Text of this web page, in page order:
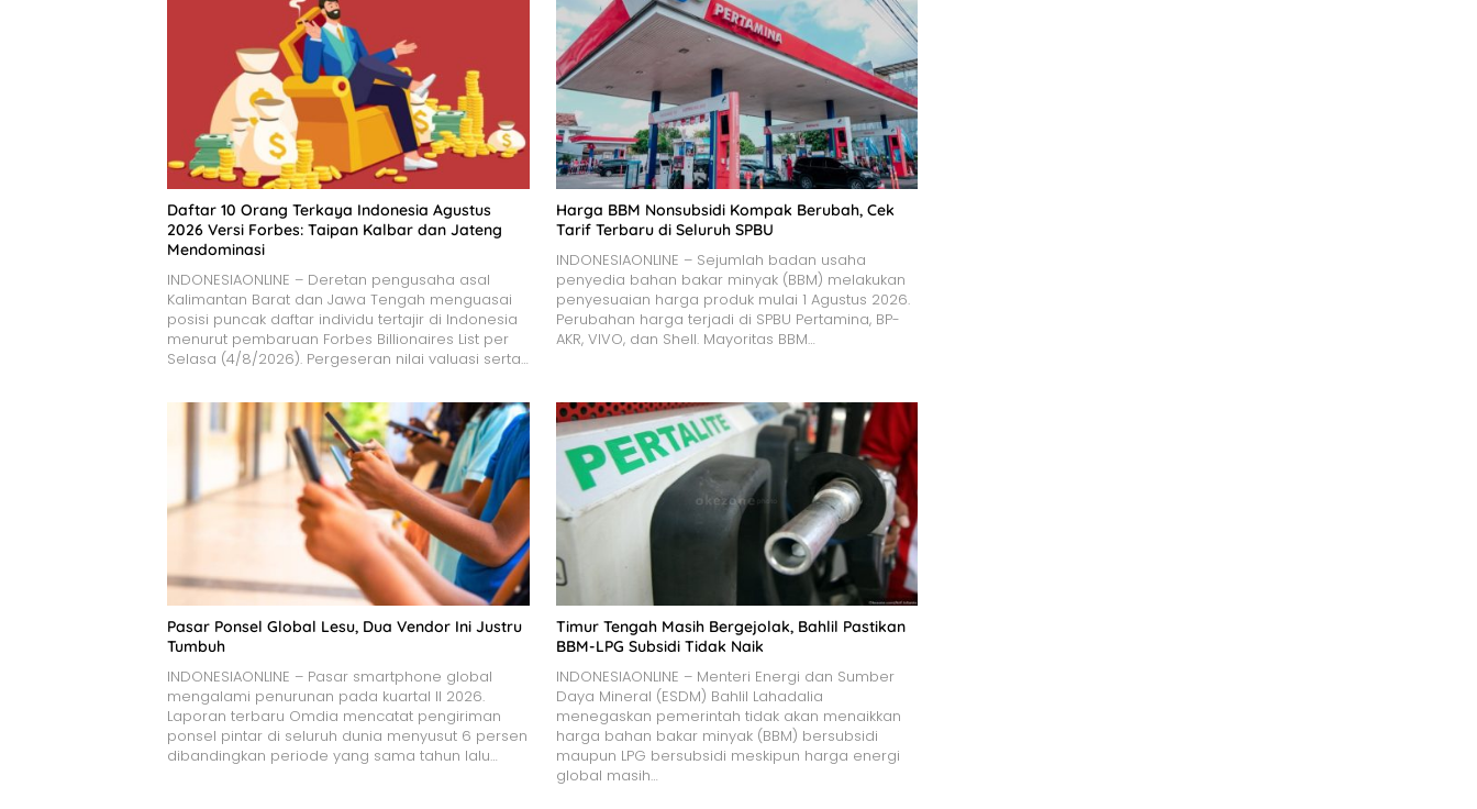
​Daftar 10 Orang Terkaya Indonesia Agustus
2026 Versi Forbes: Taipan Kalbar dan Jateng
Mendominasi
INDONESIAONLINE – Deretan pengusaha asal
Kalimantan Barat dan Jawa Tengah menguasai
posisi puncak daftar individu tertajir di Indonesia
menurut pembaruan Forbes Billionaires List per
Selasa (4/8/2026). Pergeseran nilai valuasi serta…
Harga BBM Nonsubsidi Kompak Berubah, Cek
Tarif Terbaru di Seluruh SPBU
INDONESIAONLINE – Sejumlah badan usaha
penyedia bahan bakar minyak (BBM) melakukan
penyesuaian harga produk mulai 1 Agustus 2026.
Perubahan harga terjadi di SPBU Pertamina, BP-
AKR, VIVO, dan Shell. Mayoritas BBM…
Pasar Ponsel Global Lesu, Dua Vendor Ini Justru
Tumbuh
INDONESIAONLINE – Pasar smartphone global
mengalami penurunan pada kuartal II 2026.
Laporan terbaru Omdia mencatat pengiriman
ponsel pintar di seluruh dunia menyusut 6 persen
dibandingkan periode yang sama tahun lalu…
Timur Tengah Masih Bergejolak, Bahlil Pastikan
BBM-LPG Subsidi Tidak Naik
INDONESIAONLINE – Menteri Energi dan Sumber
Daya Mineral (ESDM) Bahlil Lahadalia
menegaskan pemerintah tidak akan menaikkan
harga bahan bakar minyak (BBM) bersubsidi
maupun LPG bersubsidi meskipun harga energi
global masih…